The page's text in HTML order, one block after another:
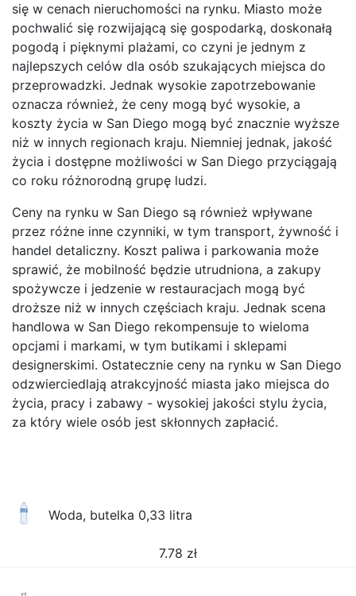
się w cenach nieruchomości na rynku. Miasto może
pochwalić się rozwijającą się gospodarką, doskonałą
pogodą i pięknymi plażami, co czyni je jednym z
najlepszych celów dla osób szukających miejsca do
przeprowadzki. Jednak wysokie zapotrzebowanie
oznacza również, że ceny mogą być wysokie, a
koszty życia w San Diego mogą być znacznie wyższe
niż w innych regionach kraju. Niemniej jednak, jakość
życia i dostępne możliwości w San Diego przyciągają
co roku różnorodną grupę ludzi.
Ceny na rynku w San Diego są również wpływane
przez różne inne czynniki, w tym transport, żywność i
handel detaliczny. Koszt paliwa i parkowania może
sprawić, że mobilność będzie utrudniona, a zakupy
spożywcze i jedzenie w restauracjach mogą być
droższe niż w innych częściach kraju. Jednak scena
handlowa w San Diego rekompensuje to wieloma
opcjami i markami, w tym butikami i sklepami
designerskimi. Ostatecznie ceny na rynku w San Diego
odzwierciedlają atrakcyjność miasta jako miejsca do
życia, pracy i zabawy - wysokiej jakości stylu życia,
za który wiele osób jest skłonnych zapłacić.
Woda, butelka 0,33 litra
7.78 zł